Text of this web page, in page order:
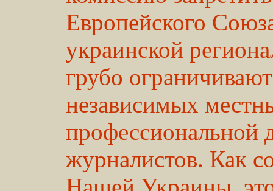
Европейского
украинской
грубо
независимых
профессиональной
журналистов. Как